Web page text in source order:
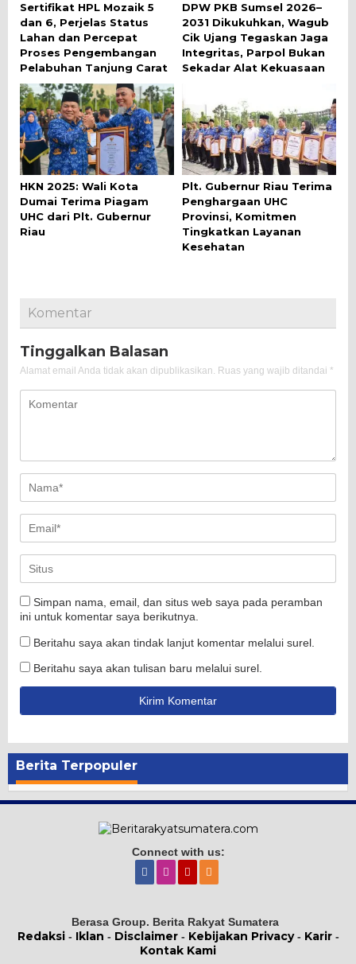
Sertifikat HPL Mozaik 5
dan 6, Perjelas Status
Lahan dan Percepat
Proses Pengembangan
Pelabuhan Tanjung Carat
DPW PKB Sumsel 2026–
2031 Dikukuhkan, Wagub
Cik Ujang Tegaskan Jaga
Integritas, Parpol Bukan
Sekadar Alat Kekuasaan
HKN 2025: Wali Kota
Dumai Terima Piagam
UHC dari Plt. Gubernur
Riau
Plt. Gubernur Riau Terima
Penghargaan UHC
Provinsi, Komitmen
Tingkatkan Layanan
Kesehatan
Komentar
Tinggalkan Balasan
Alamat email Anda tidak akan dipublikasikan. Ruas yang wajib ditandai *
Simpan nama, email, dan situs web saya pada peramban
ini untuk komentar saya berikutnya.
Beritahu saya akan tindak lanjut komentar melalui surel.
Beritahu saya akan tulisan baru melalui surel.
Berita Terpopuler
Connect with us:
Berasa Group. Berita Rakyat Sumatera
Redaksi- Iklan - Disclaimer- Kebijakan Privacy- Karir-
Kontak Kami